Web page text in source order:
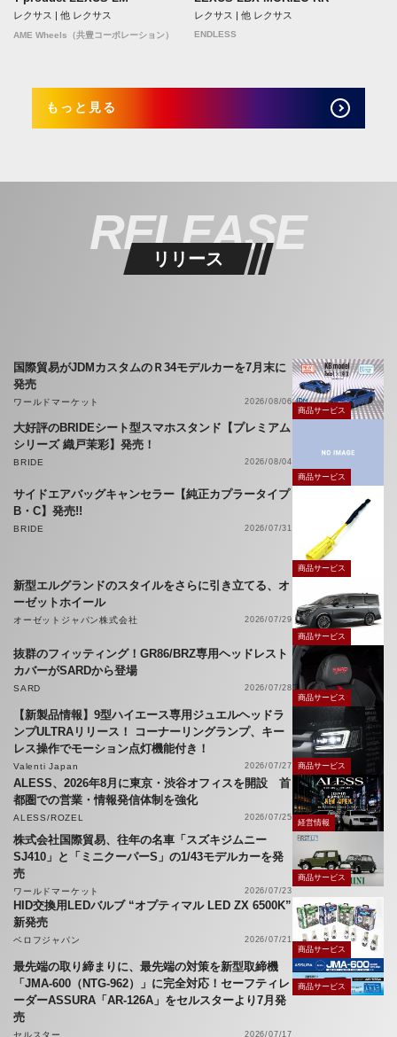
レクサス | 他 レクサス
AME Wheels（共豊コーポレーション）
レクサス | 他 レクサス
ENDLESS
もっと見る
RELEASE
リリース
国際貿易がJDMカスタムのＲ34モデルカーを7月末に
発売
ワールドマーケット
2026/08/06
商品サービス
大好評のBRIDEシート型スマホスタンド【プレミアム
シリーズ 織戸茉彩】発売！
BRIDE
2026/08/04
商品サービス
サイドエアバッグキャンセラー【純正カプラータイプ
B・C】発売!!
BRIDE 2026/07/31
商品サービス
新型エルグランドのスタイルをさらに引き立てる、オ
ーゼットホイール
オーゼットジャパン株式会社
2026/07/29
商品サービス
抜群のフィッティング！GR86/BRZ専用ヘッドレスト
カバーがSARDから登場
SARD
2026/07/28
商品サービス
【新製品情報】9型ハイエース専用ジュエルヘッドラ
ンプULTRAリリース！ コーナーリングランプ、キー
レス操作でモーション点灯機能付き！
Valenti Japan 2026/07/27 商品サービス
ALESS、2026年8月に東京・渋谷オフィスを開設 首
都圏での営業・情報発信体制を強化
ALESS/ROZEL 2026/07/25
経営情報
株式会社国際貿易、往年の名車「スズキジムニー
SJ410」と「ミニクーパーS」の1/43モデルカーを発
売
ワールドマーケット 2026/07/23
商品サービス
HID交換用LEDバルブ “オプティマル LED ZX 6500K”
新発売
ベロフジャパン
2026/07/21
商品サービス
最先端の取り締まりに、最先端の対策を新型取締機
「JMA-600（NTG-962）」に完全対応！セーフティレ
ーダーASSURA「AR-126A」をセルスターより7月発
売
セルスター 2026/07/17
商品サービス